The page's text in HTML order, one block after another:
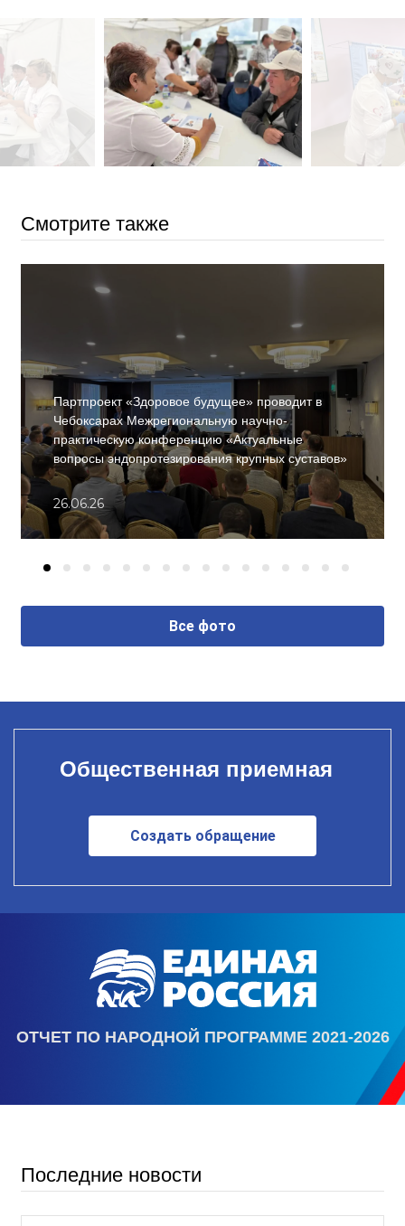
Смотрите также
Партпроект «Здоровое будущее» проводит в
Чебоксарах Межрегиональную научно-
практическую конференцию «Актуальные
вопросы эндопротезирования крупных суставов»
26.06.26
Все фото
Общественная приемная
Создать обращение
ОТЧЕТ ПО НАРОДНОЙ ПРОГРАММЕ 2021-2026
Последние новости